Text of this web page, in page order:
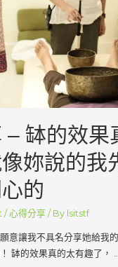
– 缽的效果
妳說的我
的
/ 心得分享 / By lsitstf
意讓我不具名分享她給我
缽的效果真的太有趣了， …